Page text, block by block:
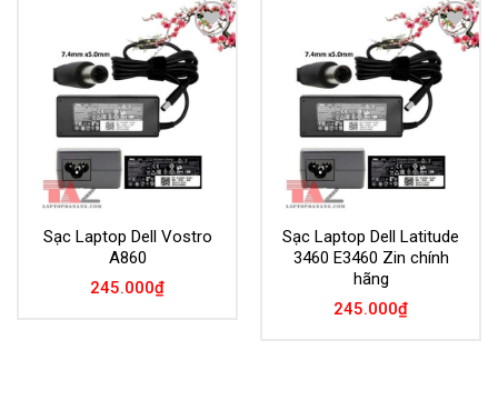
Add to
Wishlist
Sạc Laptop Dell Vostro
A860
245.000₫
Add to
Wishlist
Sạc Laptop Dell Latitude
3460 E3460 Zin chính
hãng
245.000₫